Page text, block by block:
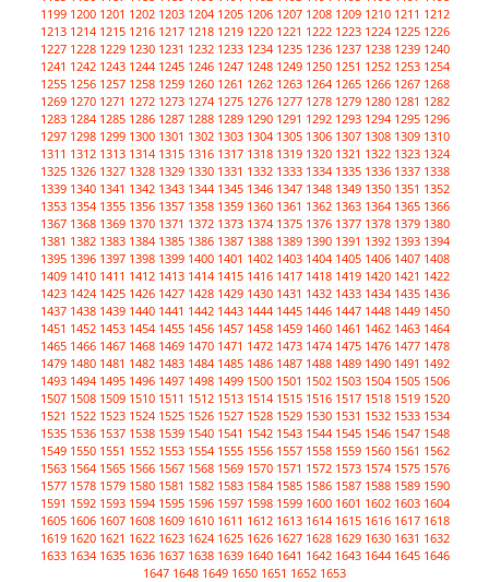
1199 1200 1201 1202 1203 1204 1205 1206 1207 1208 1209 1210 1211 1212
1213 1214 1215 1216 1217 1218 1219 1220 1221 1222 1223 1224 1225 1226
1227 1228 1229 1230 1231 1232 1233 1234 1235 1236 1237 1238 1239 1240
1241 1242 1243 1244 1245 1246 1247 1248 1249 1250 1251 1252 1253 1254
1255 1256 1257 1258 1259 1260 1261 1262 1263 1264 1265 1266 1267 1268
1269 1270 1271 1272 1273 1274 1275 1276 1277 1278 1279 1280 1281 1282
1283 1284 1285 1286 1287 1288 1289 1290 1291 1292 1293 1294 1295 1296
1297 1298 1299 1300 1301 1302 1303 1304 1305 1306 1307 1308 1309 1310
1311 1312 1313 1314 1315 1316 1317 1318 1319 1320 1321 1322 1323 1324
1325 1326 1327 1328 1329 1330 1331 1332 1333 1334 1335 1336 1337 1338
1339 1340 1341 1342 1343 1344 1345 1346 1347 1348 1349 1350 1351 1352
1353 1354 1355 1356 1357 1358 1359 1360 1361 1362 1363 1364 1365 1366
1367 1368 1369 1370 1371 1372 1373 1374 1375 1376 1377 1378 1379 1380
1381 1382 1383 1384 1385 1386 1387 1388 1389 1390 1391 1392 1393 1394
1395 1396 1397 1398 1399 1400 1401 1402 1403 1404 1405 1406 1407 1408
1409 1410 1411 1412 1413 1414 1415 1416 1417 1418 1419 1420 1421 1422
1423 1424 1425 1426 1427 1428 1429 1430 1431 1432 1433 1434 1435 1436
1437 1438 1439 1440 1441 1442 1443 1444 1445 1446 1447 1448 1449 1450
1451 1452 1453 1454 1455 1456 1457 1458 1459 1460 1461 1462 1463 1464
1465 1466 1467 1468 1469 1470 1471 1472 1473 1474 1475 1476 1477 1478
1479 1480 1481 1482 1483 1484 1485 1486 1487 1488 1489 1490 1491 1492
1493 1494 1495 1496 1497 1498 1499 1500 1501 1502 1503 1504 1505 1506
1507 1508 1509 1510 1511 1512 1513 1514 1515 1516 1517 1518 1519 1520
1521 1522 1523 1524 1525 1526 1527 1528 1529 1530 1531 1532 1533 1534
1535 1536 1537 1538 1539 1540 1541 1542 1543 1544 1545 1546 1547 1548
1549 1550 1551 1552 1553 1554 1555 1556 1557 1558 1559 1560 1561 1562
1563 1564 1565 1566 1567 1568 1569 1570 1571 1572 1573 1574 1575 1576
1577 1578 1579 1580 1581 1582 1583 1584 1585 1586 1587 1588 1589 1590
1591 1592 1593 1594 1595 1596 1597 1598 1599 1600 1601 1602 1603 1604
1605 1606 1607 1608 1609 1610 1611 1612 1613 1614 1615 1616 1617 1618
1619 1620 1621 1622 1623 1624 1625 1626 1627 1628 1629 1630 1631 1632
1633 1634 1635 1636 1637 1638 1639 1640 1641 1642 1643 1644 1645 1646
1647 1648 1649 1650 1651 1652 1653